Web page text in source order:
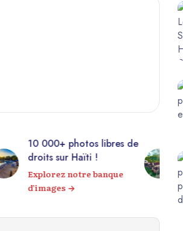
Visitez la majestueuse
Citadelle Laferrière
depuis votre canapé !
Tour virtuel 360°